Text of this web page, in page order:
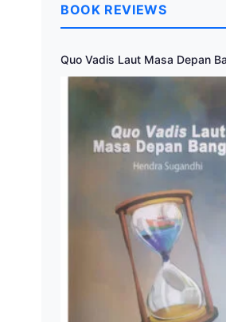
BOOK REVIEWS
Quo Vadis Laut Masa Depan